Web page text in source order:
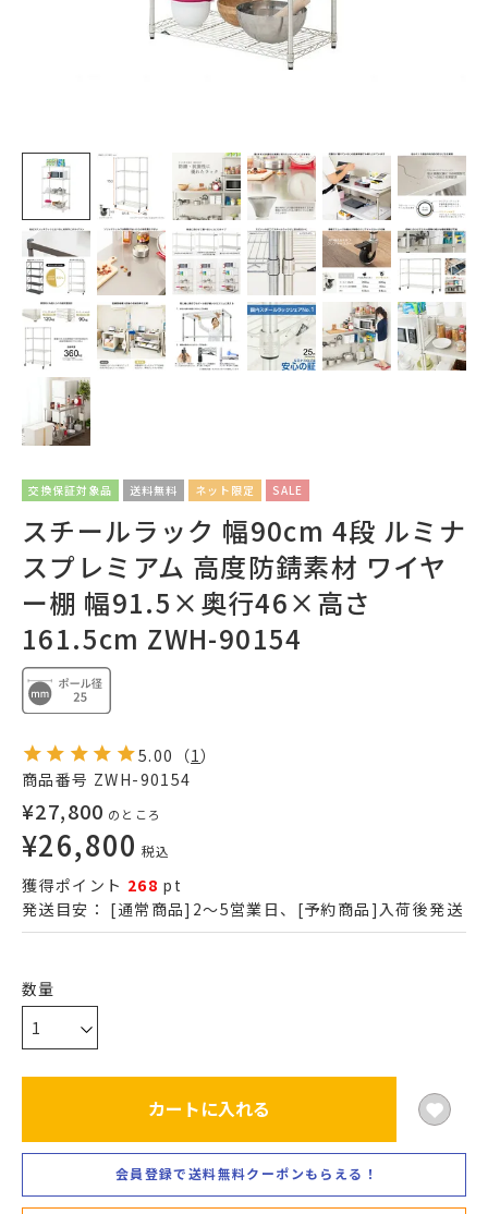
交換保証対象品 送料無料 ネット限定 SALE
スチールラック 幅90cm 4段 ルミナ
スプレミアム 高度防錆素材 ワイヤ
ー棚 幅91.5×奥行46×高さ
161.5cm ZWH-90154
5.00 （1）
商品番号 ZWH-90154
¥27,800 のところ
¥26,800 税込
獲得ポイント 268 pt
発送目安： [通常商品]2～5営業日、[予約商品]入荷後発送
カートに入れる
会員登録で送料無料クーポンもらえる！